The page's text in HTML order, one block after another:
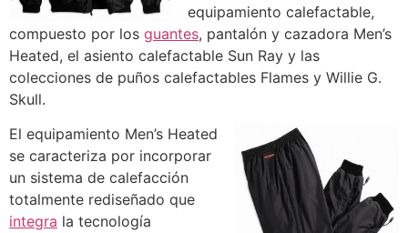
equipamiento calefactable,
compuesto por los guantes, pantalón y cazadora Men’s
Heated, el asiento calefactable Sun Ray y las
colecciones de puños calefactables Flames y Willie G.
Skull.
El equipamiento Men’s Heated
se caracteriza por incorporar
un sistema de calefacción
totalmente rediseñado que
integra la tecnología